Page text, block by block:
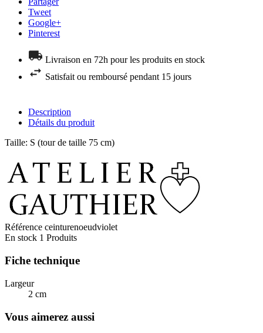
Tweet
Google+
Pinterest
Livraison en 72h pour les produits en stock
Satisfait ou remboursé pendant 15 jours
Description
Détails du produit
Taille: S (tour de taille 75 cm)
Référence ceinturenoeudviolet
En stock 1 Produits
Fiche technique
Largeur
2 cm
Vous aimerez aussi